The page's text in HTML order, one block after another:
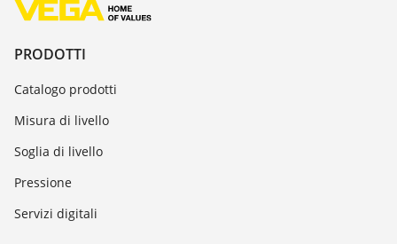
PRODOTTI
Catalogo prodotti
Misura di livello
Soglia di livello
Pressione
Servizi digitali